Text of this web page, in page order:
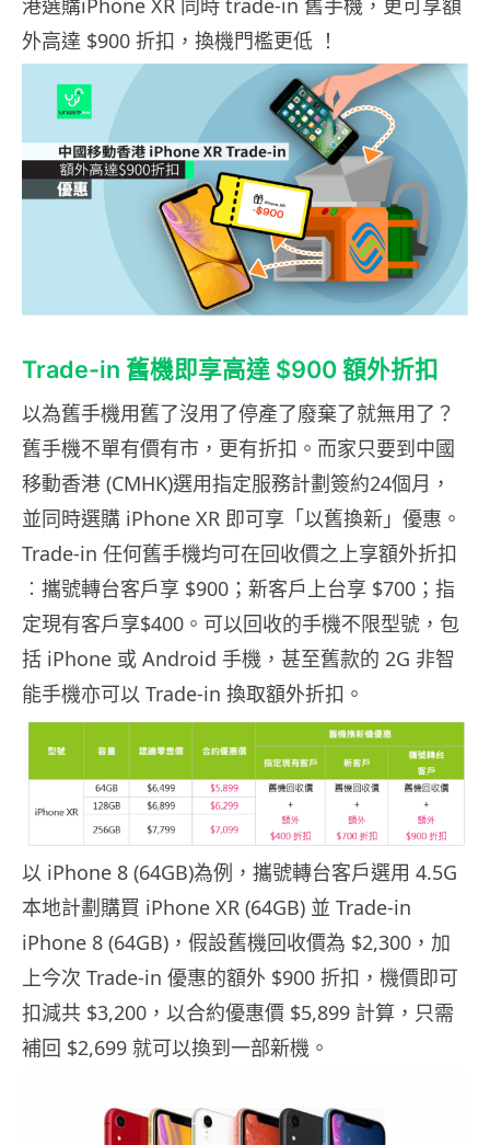
港選購iPhone XR 同時 trade-in 舊手機，更可享額
外高達 $900 折扣，換機門檻更低 ！
Trade-in 舊機即享高達 $900 額外折扣
以為舊手機用舊了沒用了停產了廢棄了就無用了？
舊手機不單有價有市，更有折扣。而家只要到中國
移動香港 (CMHK)選用指定服務計劃簽約24個月，
並同時選購 iPhone XR 即可享「以舊換新」優惠。
Trade-in 任何舊手機均可在回收價之上享額外折扣
︰攜號轉台客戶享 $900；新客戶上台享 $700；指
定現有客戶享$400。可以回收的手機不限型號，包
括 iPhone 或 Android 手機，甚至舊款的 2G 非智
能手機亦可以 Trade-in 換取額外折扣。
以 iPhone 8 (64GB)為例，攜號轉台客戶選用 4.5G
本地計劃購買 iPhone XR (64GB) 並 Trade-in
iPhone 8 (64GB)，假設舊機回收價為 $2,300，加
上今次 Trade-in 優惠的額外 $900 折扣，機價即可
扣減共 $3,200，以合約優惠價 $5,899 計算，只需
補回 $2,699 就可以換到一部新機。